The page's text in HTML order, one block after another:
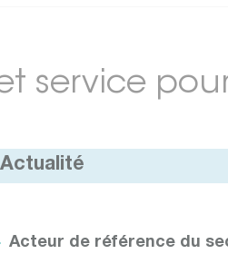
service
Actualité
Acteur de référence du